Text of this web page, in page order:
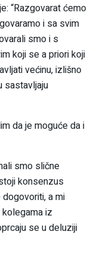
“Razgovarat ćemo
i sa svim
smo i s
koji se a priori koji
većinu, izlišno
sastavljaju
da je moguće da i
smo slične
konsenzus
a mi
iz
se u deluziji